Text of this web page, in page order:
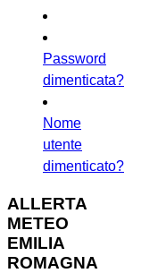
Password
dimenticata?
Nome
utente
dimenticato?
ALLERTA
METEO
EMILIA
ROMAGNA